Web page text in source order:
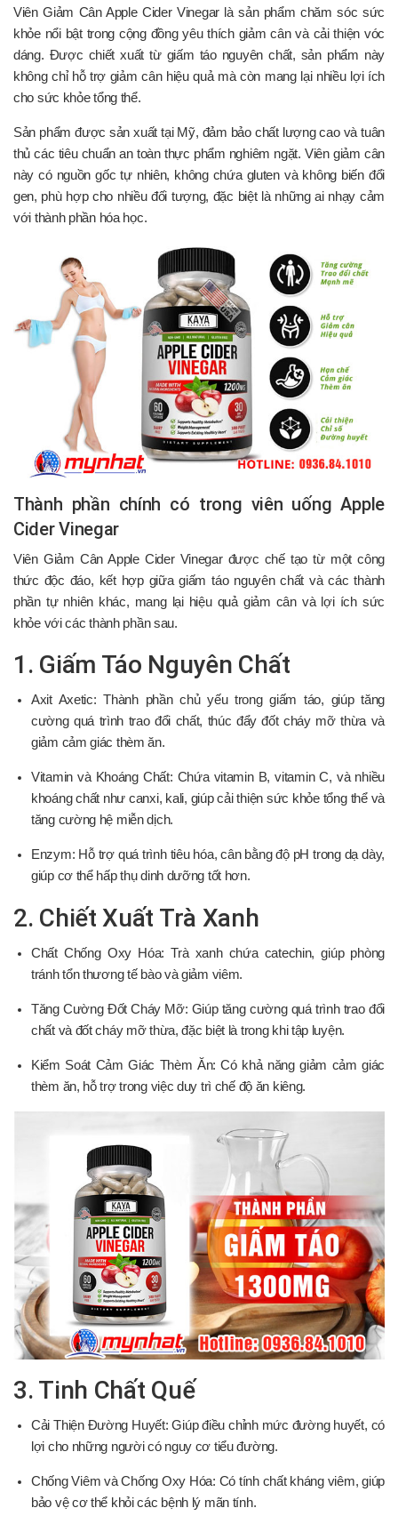
Viên Giảm Cân Apple Cider Vinegar là sản phẩm chăm sóc sức
khỏe nổi bật trong cộng đồng yêu thích giảm cân và cải thiện vóc
dáng. Được chiết xuất từ giấm táo nguyên chất, sản phẩm này
không chỉ hỗ trợ giảm cân hiệu quả mà còn mang lại nhiều lợi ích
cho sức khỏe tổng thể.
Sản phẩm được sản xuất tại Mỹ, đảm bảo chất lượng cao và tuân
thủ các tiêu chuẩn an toàn thực phẩm nghiêm ngặt. Viên giảm cân
này có nguồn gốc tự nhiên, không chứa gluten và không biến đổi
gen, phù hợp cho nhiều đối tượng, đặc biệt là những ai nhạy cảm
với thành phần hóa học.
Thành phần chính có trong viên uống Apple
Cider Vinegar
Viên Giảm Cân Apple Cider Vinegar được chế tạo từ một công
thức độc đáo, kết hợp giữa giấm táo nguyên chất và các thành
phần tự nhiên khác, mang lại hiệu quả giảm cân và lợi ích sức
khỏe với các thành phần sau.
1. Giấm Táo Nguyên Chất
Axit Axetic: Thành phần chủ yếu trong giấm táo, giúp tăng
cường quá trình trao đổi chất, thúc đẩy đốt cháy mỡ thừa và
giảm cảm giác thèm ăn.
Vitamin và Khoáng Chất: Chứa vitamin B, vitamin C, và nhiều
khoáng chất như canxi, kali, giúp cải thiện sức khỏe tổng thể và
tăng cường hệ miễn dịch.
Enzym: Hỗ trợ quá trình tiêu hóa, cân bằng độ pH trong dạ dày,
giúp cơ thể hấp thụ dinh dưỡng tốt hơn.
2. Chiết Xuất Trà Xanh
Chất Chống Oxy Hóa: Trà xanh chứa catechin, giúp phòng
tránh tổn thương tế bào và giảm viêm.
Tăng Cường Đốt Cháy Mỡ: Giúp tăng cường quá trình trao đổi
chất và đốt cháy mỡ thừa, đặc biệt là trong khi tập luyện.
Kiểm Soát Cảm Giác Thèm Ăn: Có khả năng giảm cảm giác
thèm ăn, hỗ trợ trong việc duy trì chế độ ăn kiêng.
3. Tinh Chất Quế
Cải Thiện Đường Huyết: Giúp điều chỉnh mức đường huyết, có
lợi cho những người có nguy cơ tiểu đường.
Chống Viêm và Chống Oxy Hóa: Có tính chất kháng viêm, giúp
bảo vệ cơ thể khỏi các bệnh lý mãn tính.